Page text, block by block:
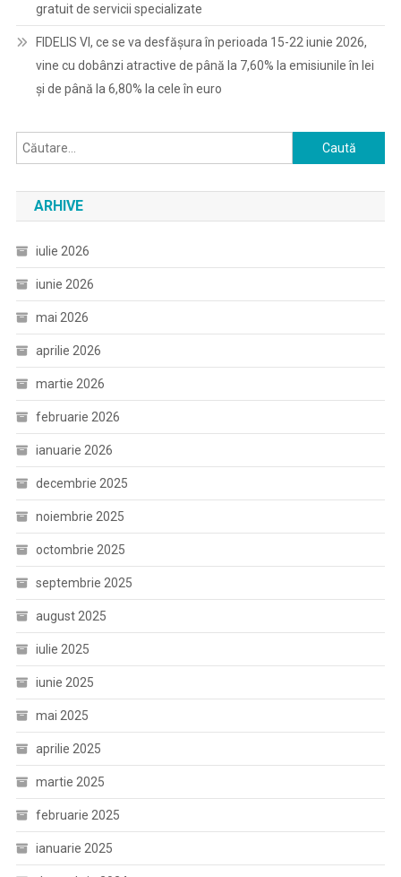
gratuit de servicii specializate
FIDELIS VI, ce se va desfășura în perioada 15-22 iunie 2026,
vine cu dobânzi atractive de până la 7,60% la emisiunile în lei
și de până la 6,80% la cele în euro
Caută
după:
ARHIVE
iulie 2026
iunie 2026
mai 2026
aprilie 2026
martie 2026
februarie 2026
ianuarie 2026
decembrie 2025
noiembrie 2025
octombrie 2025
septembrie 2025
august 2025
iulie 2025
iunie 2025
mai 2025
aprilie 2025
martie 2025
februarie 2025
ianuarie 2025